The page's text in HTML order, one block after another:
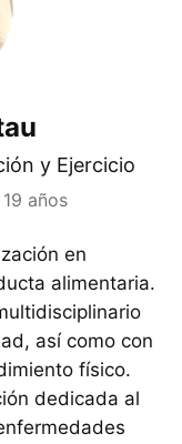
y Ejercicio
años
en
alimentaria.
así como con
físico.
dedicada al